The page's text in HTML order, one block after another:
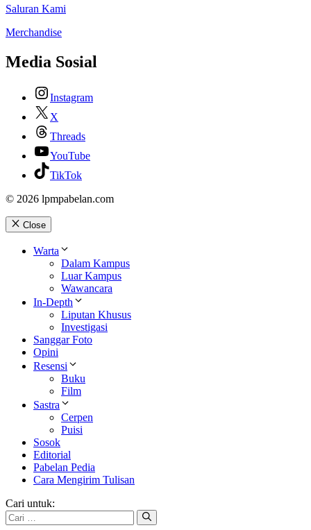
Saluran Kami
Merchandise
Media Sosial
Instagram
X
Threads
YouTube
TikTok
© 2026 lpmpabelan.com
Close
Warta
Dalam Kampus
Luar Kampus
Wawancara
In-Depth
Liputan Khusus
Investigasi
Sanggar Foto
Opini
Resensi
Buku
Film
Sastra
Cerpen
Puisi
Sosok
Editorial
Pabelan Pedia
Cara Mengirim Tulisan
Cari untuk: